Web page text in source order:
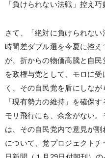
「負けられない法戦」控え
さて、「絶対に負けられな
時間差ダブル選を今夏に控
が、折からの物価高騰と自
を政権与党として、モロに
く、その自民党を盾にしな
「現有勢力の維持」を確保
モリ飛行にも、余念がない
は、その自民党内で意見が
について、党プロジェクト